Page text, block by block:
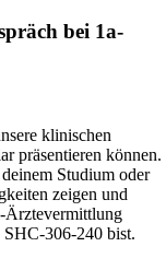
bei 1a-
klinischen
präsentieren können.
Studium oder
zeigen und
Ärztevermittlung
306-240 bist.